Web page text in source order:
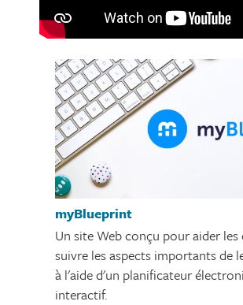
myBlueprint
Un site Web conçu pour aider
suivre les aspects importants de
à l'aide d'un planificateur
interactif.